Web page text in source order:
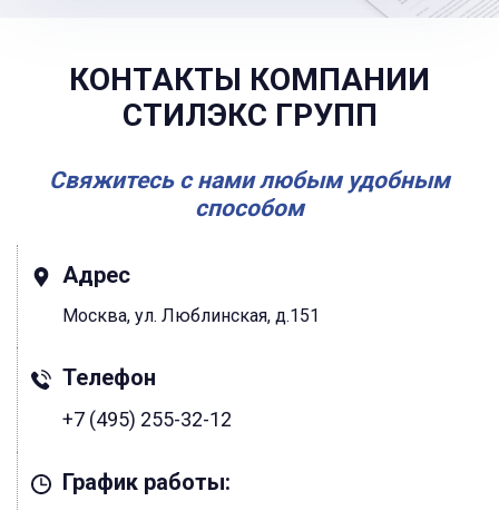
КОНТАКТЫ КОМПАНИИ
СТИЛЭКС ГРУПП
Свяжитесь с нами любым удобным
способом
Адрес
Москва, ул. Люблинская, д.151
Телефон
+7 (495) 255-32-12
График работы: